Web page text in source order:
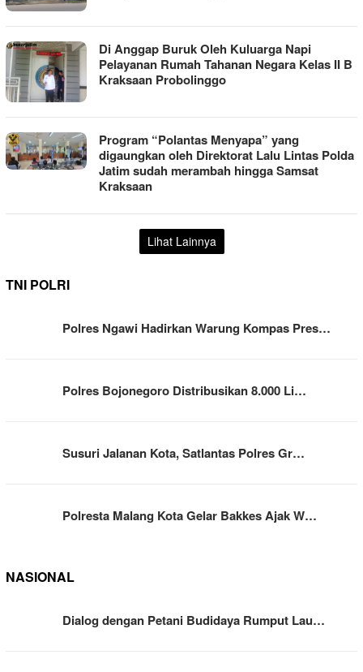
Di Anggap Buruk Oleh Kuluarga Napi
Pelayanan Rumah Tahanan Negara Kelas II B
Kraksaan Probolinggo
Program “Polantas Menyapa” yang
digaungkan oleh Direktorat Lalu Lintas Polda
Jatim sudah merambah hingga Samsat
Kraksaan
Lihat Lainnya
TNI POLRI
Polres Ngawi Hadirkan Warung Kompas Pres…
Polres Bojonegoro Distribusikan 8.000 Li…
Susuri Jalanan Kota, Satlantas Polres Gr…
Polresta Malang Kota Gelar Bakkes Ajak W…
NASIONAL
Dialog dengan Petani Budidaya Rumput Lau…